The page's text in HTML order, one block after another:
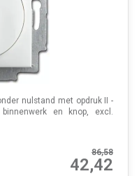
nulstand met opdruk II -
en knop, excl.
86,58
42,42